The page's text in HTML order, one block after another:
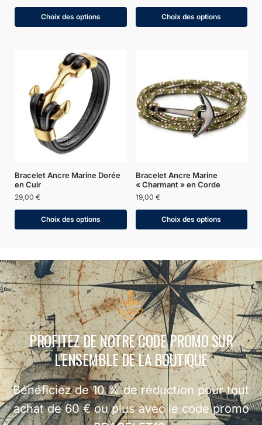
Choix des options Choix des options
Bracelet Ancre Marine Dorée
en Cuir
29,00 €
Choix des options
Bracelet Ancre Marine
« Charmant » en Corde
19,00 €
Choix des options
PROFITEZ DE NOTRE CODE PROMO SUR
L'ENSEMBLE DE LA BOUTIQUE
Bénéficiez de 10 % de réduction pour tout
achat de 60 € ou plus avec le code promo